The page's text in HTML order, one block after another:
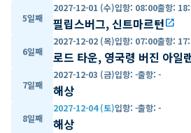
5일째
2027-12-01 (수)입항: 08:00출항:
필립스버그, 신트마르턴open_in_new
6일째
2027-12-02 (목)입항: 07:00출항:
로드 타운, 영국령 버진 아일
7일째
2027-12-03 (금)입항: -출항: -
해상
8일째
2027-12-04 (토)입항: -출항: -
해상